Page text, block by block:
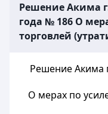
Решение Акима
года № 186 О
торговлей
Решение Акима
О мерах по